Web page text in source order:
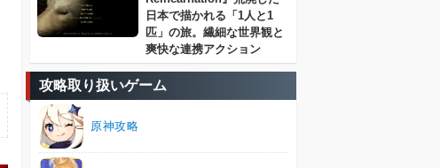
日本で描かれる「1人と1
匹」の旅。繊細な世界観と
爽快な連携アクション
攻略取り扱いゲーム
原神攻略